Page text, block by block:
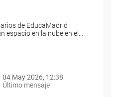
de EducaMadrid
espacio en la nube en el…
04 May 2026, 12:38
Último mensaje